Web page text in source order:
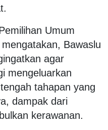
Umum
Bawaslu
agar
mengeluarkan
tahapan yang
dampak dari
kerawanan.